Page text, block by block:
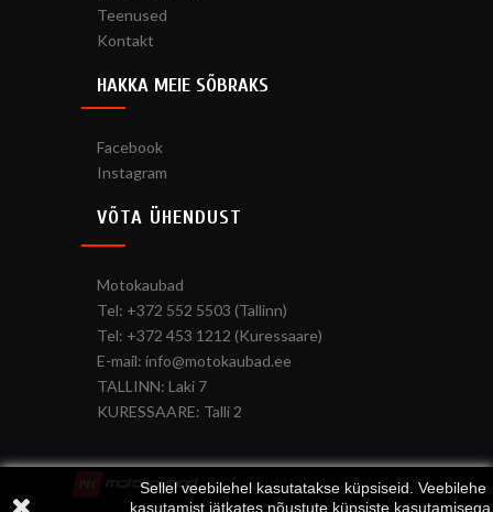
Teenused
Kontakt
HAKKA MEIE SÕBRAKS
Facebook
Instagram
VÕTA ÜHENDUST
Motokaubad
Tel: +372 552 5503 (Tallinn)
Tel: +372 453 1212 (Kuressaare)
E-mail: info@motokaubad.ee
TALLINN: Laki 7
KURESSAARE: Talli 2
Sellel veebilehel kasutatakse küpsiseid. Veebilehe
kasutamist jätkates nõustute küpsiste
Copyright © 2017 Autofrend OÜ